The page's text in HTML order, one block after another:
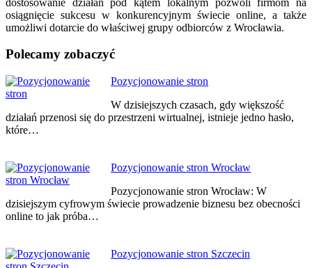
osiągnięcie sukcesu w konkurencyjnym świecie online, a także
umożliwi dotarcie do właściwej grupy odbiorców z Wrocławia.
Polecamy zobaczyć
Pozycjonowanie stron
W dzisiejszych czasach, gdy większość
działań przenosi się do przestrzeni wirtualnej, istnieje jedno hasło,
które…
Pozycjonowanie stron Wrocław
Pozycjonowanie stron Wrocław: W
dzisiejszym cyfrowym świecie prowadzenie biznesu bez obecności
online to jak próba…
Pozycjonowanie stron Szczecin
Nawigacja
wpisu